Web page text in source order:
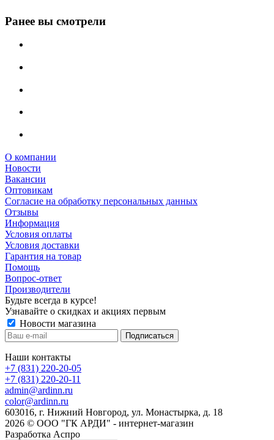
Ранее вы смотрели
О компании
Новости
Вакансии
Оптовикам
Cогласие на обработку персональных данных
Отзывы
Информация
Условия оплаты
Условия доставки
Гарантия на товар
Помощь
Вопрос-ответ
Производители
Будьте всегда в курсе!
Узнавайте о скидках и акциях первым
Новости магазина
Наши контакты
+7 (831) 220-20-05
+7 (831) 220-20-11
admin@ardinn.ru
color@ardinn.ru
603016, г. Нижний Новгород, ул. Монастырка, д. 18
2026 © ООО "ГК АРДИ" - интернет-магазин
Разработка Аспро